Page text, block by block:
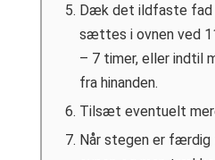
Dæk det ildfaste fad
sættes i ovnen ved
– 7 timer, eller indtil
fra hinanden.
Tilsæt eventuelt
Når stegen er færdig